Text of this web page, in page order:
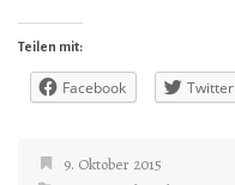
Teilen mit:
Facebook Twitter
9. Oktober 2015